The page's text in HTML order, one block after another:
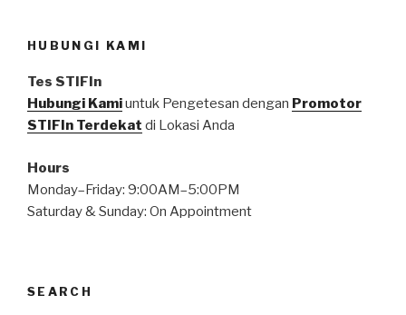
HUBUNGI KAMI
Tes STIFIn
Hubungi Kamiuntuk Pengetesan dengan Promotor
STIFIn Terdekat di Lokasi Anda
Hours
Monday–Friday: 9:00AM–5:00PM
Saturday & Sunday: On Appointment
SEARCH